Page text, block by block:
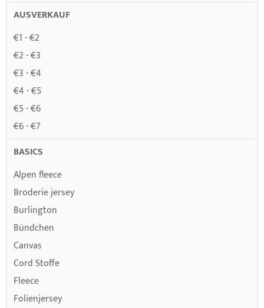
AUSVERKAUF
€1 - €2
€2 - €3
€3 - €4
€4 - €5
€5 - €6
€6 - €7
BASICS
Alpen fleece
Broderie jersey
Burlington
Bündchen
Canvas
Cord Stoffe
Fleece
Folienjersey